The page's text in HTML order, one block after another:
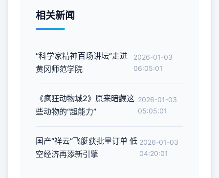
相关新闻
“科学家精神百场讲坛”走进
黄冈师范学院
2026-01-03
06:05:01
《疯狂动物城2》原来暗藏这
些动物的“超能力”
2026-01-03
05:05:01
国产“祥云”飞艇获批量订单 低
空经济再添新引擎
2026-01-03
04:20:01